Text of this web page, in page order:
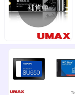
補貨中